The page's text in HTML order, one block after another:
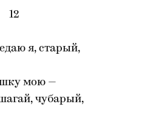
12
я, старый,
мою —
чубарый,